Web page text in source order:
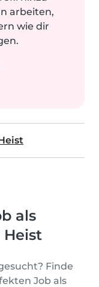
arbeiten,
wie dir
als
Finde
Job als